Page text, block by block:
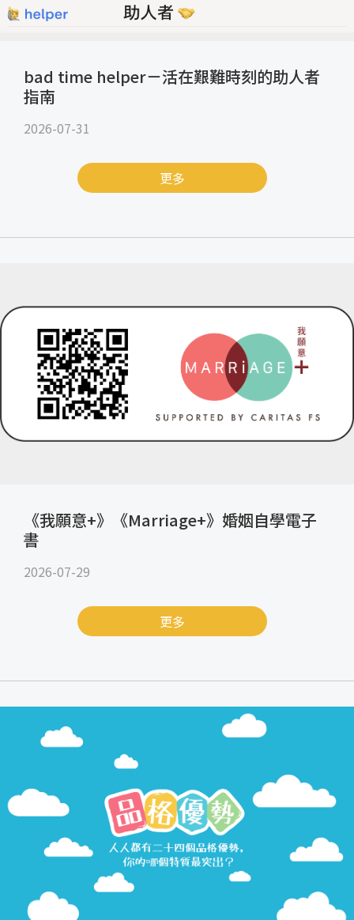
bad time helper－活在艱難時刻的助人者
指南
2026-07-31
更多
《我願意+》《Marriage+》婚姻自學電子
書
2026-07-29
更多